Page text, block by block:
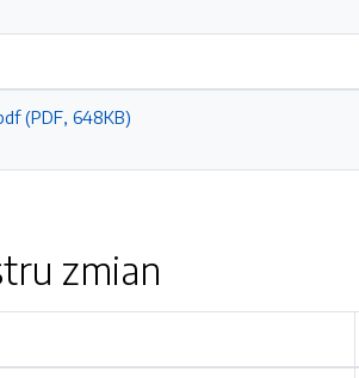
(PDF, 648KB)
zmian